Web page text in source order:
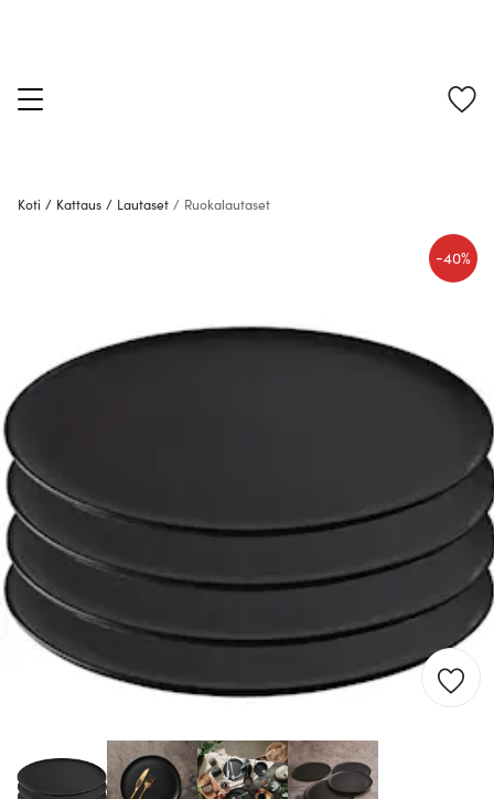
Koti / Kattaus / Lautaset / Ruokalautaset
-40%